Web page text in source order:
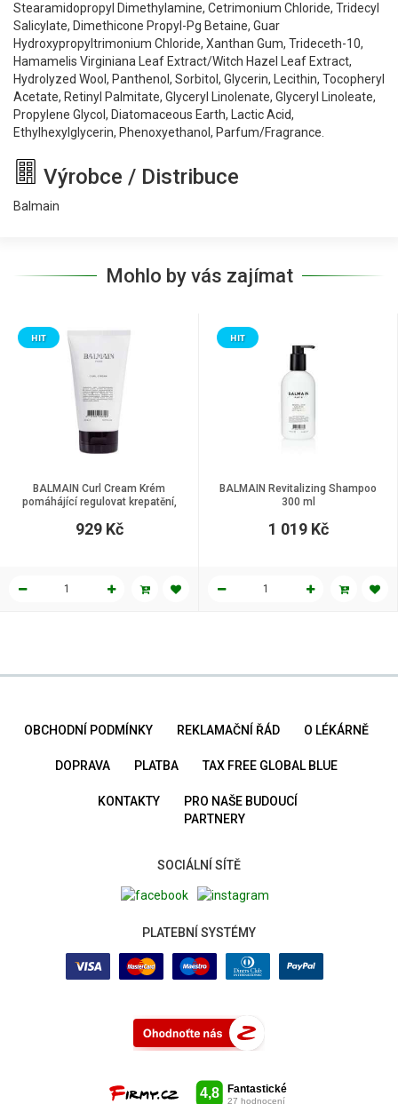
Stearamidopropyl Dimethylamine, Cetrimonium Chloride, Tridecyl
Salicylate, Dimethicone Propyl-Pg Betaine, Guar
Hydroxypropyltrimonium Chloride, Xanthan Gum, Trideceth-10,
Hamamelis Virginiana Leaf Extract/Witch Hazel Leaf Extract,
Hydrolyzed Wool, Panthenol, Sorbitol, Glycerin, Lecithin, Tocopheryl
Acetate, Retinyl Palmitate, Glyceryl Linolenate, Glyceryl Linoleate,
Propylene Glycol, Diatomaceous Earth, Lactic Acid,
Ethylhexylglycerin, Phenoxyethanol, Parfum/Fragrance.
Výrobce / Distribuce
Balmain
Mohlo by vás zajímat
BALMAIN Curl Cream Krém
pomáhájící regulovat krepatění,
HIT
929 Kč
BALMAIN Revitalizing Shampoo
300 ml
HIT
1 019 Kč
OBCHODNÍ PODMÍNKY REKLAMAČNÍ ŘÁD O LÉKÁRNĚ
DOPRAVA PLATBA TAX FREE GLOBAL BLUE
KONTAKTY
PRO NAŠE BUDOUCÍ
PARTNERY
SOCIÁLNÍ SÍTĚ
PLATEBNÍ SYSTÉMY